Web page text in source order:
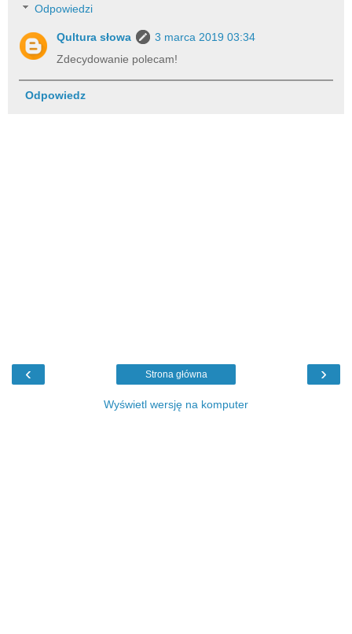
Odpowiedzi
Qultura słowa
3 marca 2019 03:34
Zdecydowanie polecam!
Odpowiedz
‹ ›
Strona główna
Wyświetl wersję na komputer